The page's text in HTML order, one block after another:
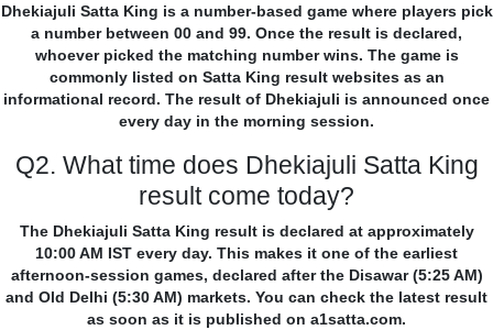
Dhekiajuli Satta King is a number-based game where players pick
a number between 00 and 99. Once the result is declared,
whoever picked the matching number wins. The game is
commonly listed on Satta King result websites as an
informational record. The result of Dhekiajuli is announced once
every day in the morning session.
Q2. What time does Dhekiajuli Satta King
result come today?
The Dhekiajuli Satta King result is declared at approximately
10:00 AM IST every day. This makes it one of the earliest
afternoon-session games, declared after the Disawar (5:25 AM)
and Old Delhi (5:30 AM) markets. You can check the latest result
as soon as it is published on a1satta.com.